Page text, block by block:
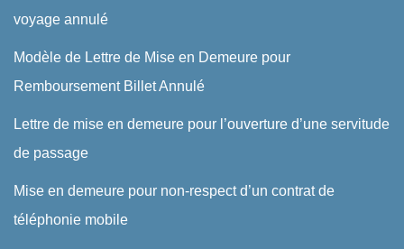
voyage annulé
Modèle de Lettre de Mise en Demeure pour
Remboursement Billet Annulé
Lettre de mise en demeure pour l’ouverture d’une servitude
de passage
Mise en demeure pour non-respect d’un contrat de
téléphonie mobile